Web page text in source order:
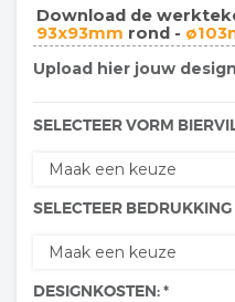
Download de
93x93mm rond -
Upload hier jouw design
SELECTEER VORM
SELECTEER
DESIGNKOSTEN: *